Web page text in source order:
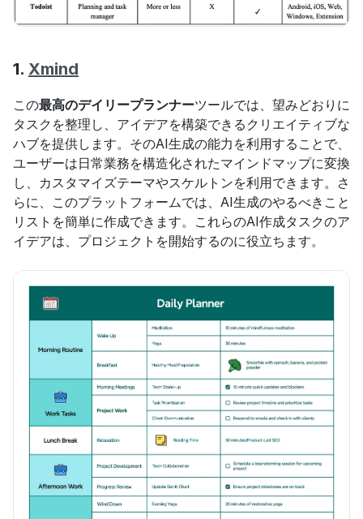
1. Xmind
この最高のデイリープランナーツールでは、望みどおりに
タスクを整理し、アイデアを構築できるクリエイティブな
ハブを提供します。そのAI生成の能力を利用することで、
ユーザーは日常業務を構造化されたマインドマップに変換
し、カスタマイズテーマやスケルトンを利用できます。さ
らに、このプラットフォームでは、AI生成のやるべきこと
リストを簡単に作成できます。これらのAI作成タスクのア
イデアは、プロジェクトを開始するのに役立ちます。